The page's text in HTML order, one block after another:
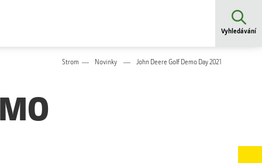
Vyhledávání
Strom Novinky John Deere Golf Demo Day 2021